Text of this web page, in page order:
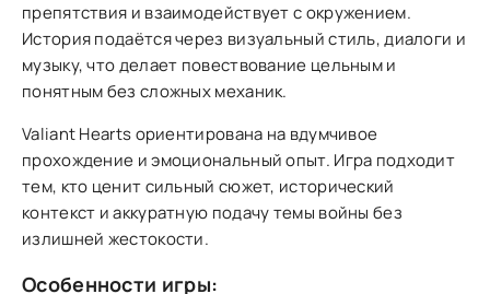
препятствия и взаимодействует с окружением.
История подаётся через визуальный стиль, диалоги и
музыку, что делает повествование цельным и
понятным без сложных механик.
Valiant Hearts ориентирована на вдумчивое
прохождение и эмоциональный опыт. Игра подходит
тем, кто ценит сильный сюжет, исторический
контекст и аккуратную подачу темы войны без
излишней жестокости.
Особенности игры: